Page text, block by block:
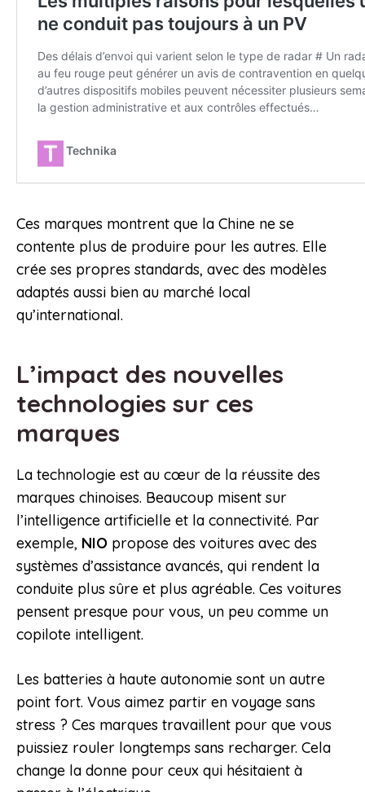
Ces marques montrent que la Chine ne se
contente plus de produire pour les autres. Elle
crée ses propres standards, avec des modèles
adaptés aussi bien au marché local
qu’international.
L’impact des nouvelles
technologies sur ces
marques
La technologie est au cœur de la réussite des
marques chinoises. Beaucoup misent sur
l’intelligence artificielle et la connectivité. Par
exemple, NIO propose des voitures avec des
systèmes d’assistance avancés, qui rendent la
conduite plus sûre et plus agréable. Ces voitures
pensent presque pour vous, un peu comme un
copilote intelligent.
Les batteries à haute autonomie sont un autre
point fort. Vous aimez partir en voyage sans
stress ? Ces marques travaillent pour que vous
puissiez rouler longtemps sans recharger. Cela
change la donne pour ceux qui hésitaient à